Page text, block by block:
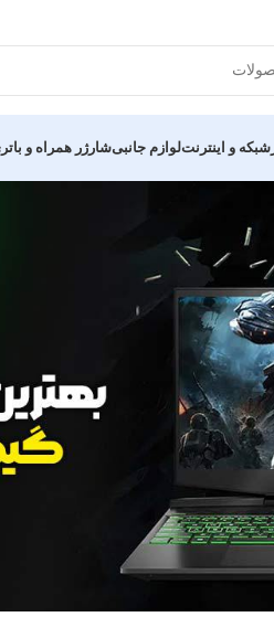
شبکه و اینترنتلوازم جانبیشارژر همراه و